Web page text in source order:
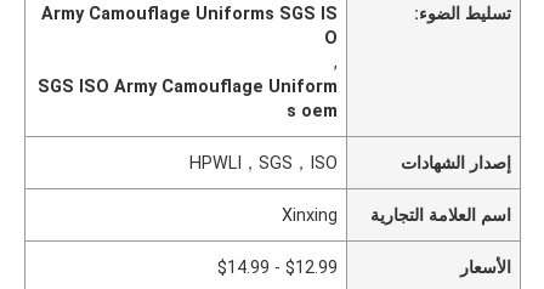
تسليط الضوء:
Army Camouflage Uniforms SGS IS
O
,
SGS ISO Army Camouflage Uniform
s oem
إصدار الشهادات HPWLI，SGS，ISO
اسم العلامة التجارية Xinxing
الأسعار $12.99 - $14.99